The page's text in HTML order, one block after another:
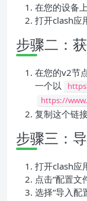
在您的设备
打开clash应
步骤二：
在您的v2节
一个以
https://
复制这个链
步骤三：
打开clash应
点击“配置文
选择“导入配